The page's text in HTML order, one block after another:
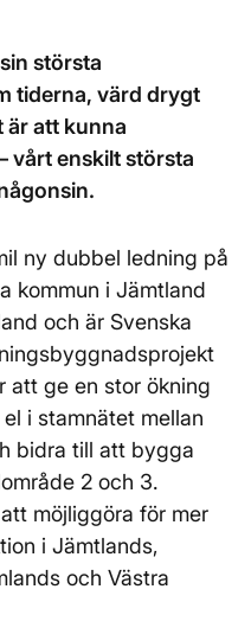
största
tiderna, värd drygt
är att kunna
vårt enskilt största
ny dubbel ledning på
kommun i Jämtland
och är Svenska
att ge en stor ökning
i stamnätet mellan
bidra till att bygga
2 och 3.
möjliggöra för mer
i Jämtlands,
och Västra